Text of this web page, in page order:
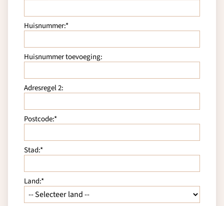
Huisnummer:*
Huisnummer toevoeging:
Adresregel 2:
Postcode:*
Stad:*
Land:*